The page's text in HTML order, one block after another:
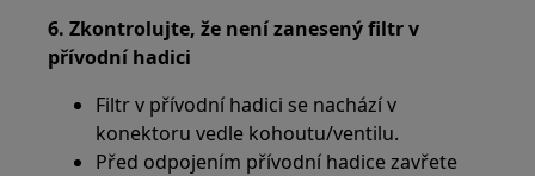
6. Zkontrolujte, že není zanesený filtr v
přívodní hadici
Filtr v přívodní hadici se nachází v
konektoru vedle kohoutu/ventilu.
Před odpojením přívodní hadice zavřete